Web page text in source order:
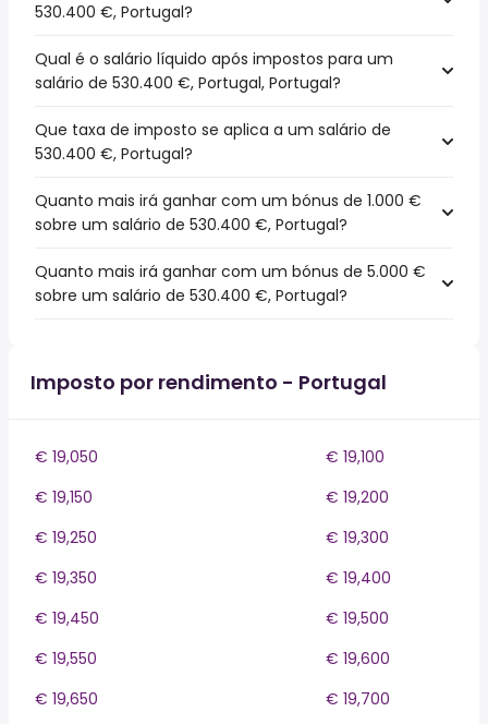
530.400 €, Portugal?
Qual é o salário líquido após impostos para um
salário de 530.400 €, Portugal, Portugal?
Que taxa de imposto se aplica a um salário de
530.400 €, Portugal?
Quanto mais irá ganhar com um bónus de 1.000 €
sobre um salário de 530.400 €, Portugal?
Quanto mais irá ganhar com um bónus de 5.000 €
sobre um salário de 530.400 €, Portugal?
Imposto por rendimento - Portugal
€ 19,050
€ 19,100
€ 19,150
€ 19,200
€ 19,250
€ 19,300
€ 19,350
€ 19,400
€ 19,450
€ 19,500
€ 19,550
€ 19,600
€ 19,650
€ 19,700